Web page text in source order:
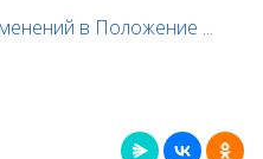
в Положение ...